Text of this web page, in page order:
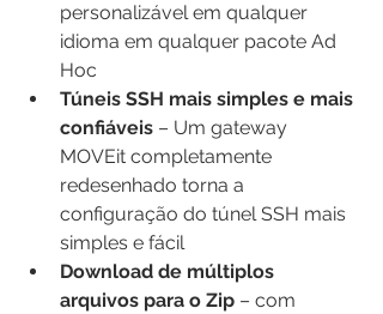
personalizável em qualquer
idioma em qualquer pacote Ad
Hoc
Túneis SSH mais simples e mais
confiáveis – Um gateway
MOVEit completamente
redesenhado torna a
configuração do túnel SSH mais
simples e fácil
Download de múltiplos
arquivos para o Zip – com